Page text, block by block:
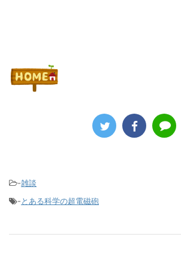
-雑談
-とある科学の超電磁砲